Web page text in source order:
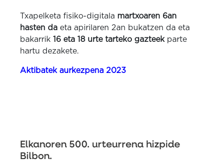
Txapelketa fisiko-digitala martxoaren 6an
hasten daeta apirilaren 2an bukatzen da eta
bakarrik 16 eta 18 urte tarteko gazteekparte
hartu dezakete.
Aktibatek aurkezpena 2023
Elkanoren 500. urteurrena hizpide
Bilbon.